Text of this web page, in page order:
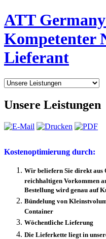
ATT
Kompetenter
Lieferant
Unsere Leistungen
Kostenoptimierung durch:
Wir beliefern Sie direkt aus
reichhaltigen Vorkommen
Bestellung wird genau auf
Bündelung von
Container
Wöchentliche Lieferung
Die Lieferkette liegt in